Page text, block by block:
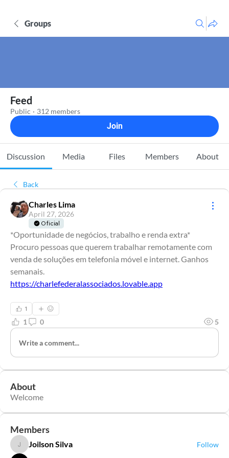
Groups
Feed
Public · 312 members
Join
Discussion Media Files Members About
Back
Charles Lima
April 27, 2026
Oficial
*Oportunidade de negócios, trabalho e renda extra*
Procuro pessoas que querem trabalhar remotamente com
venda de soluções em telefonia móvel e internet. Ganhos
semanais.
https://charlefederalassociados.lovable.app
1
1 0 5
Write a comment...
About
Welcome
Members
Joilson Silva
Joilson Silva Follow